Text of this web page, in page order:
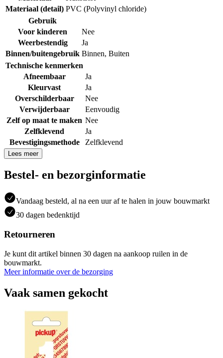
Materiaal (detail) PVC (Polyvinyl chloride)
Gebruik
Voor kinderen
Nee
Weerbestendig
Ja
Binnen/buitengebruik Binnen, Buiten
Technische kenmerken
Afneembaar
Ja
Kleurvast
Ja
Overschilderbaar
Nee
Verwijderbaar
Eenvoudig
Zelf op maat te maken Nee
Zelfklevend
Ja
Bevestigingsmethode
Zelfklevend
Lees meer
Bestel- en bezorginformatie
Vandaag besteld, al na een uur af te halen in jouw bouwmarkt
30 dagen bedenktijd
Retourneren
Je kunt dit artikel binnen 30 dagen na aankoop ruilen in de
bouwmarkt.
Meer informatie over de bezorging
Vaak samen gekocht